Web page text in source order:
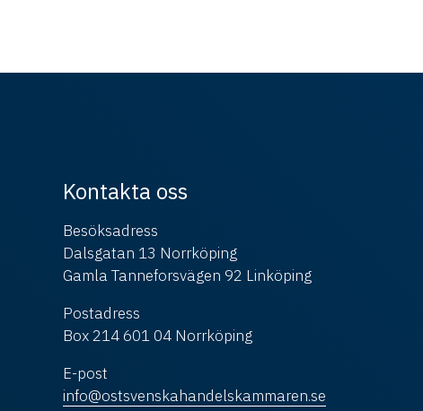
Kontakta oss
Besöksadress
Dalsgatan 13 Norrköping
Gamla Tanneforsvägen 92 Linköping
Postadress
Box 214 601 04 Norrköping
E-post
info@ostsvenskahandelskammaren.se